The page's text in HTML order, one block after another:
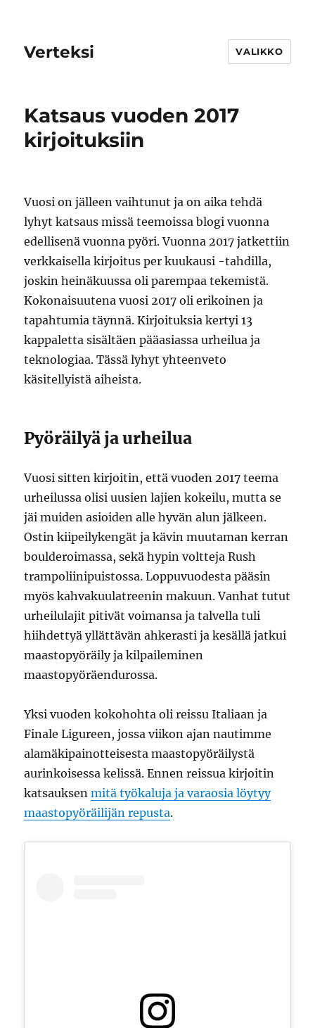
Verteksi VALIKKO
Katsaus vuoden 2017
kirjoituksiin
Vuosi on jälleen vaihtunut ja on aika tehdä
lyhyt katsaus missä teemoissa blogi vuonna
edellisenä vuonna pyöri. Vuonna 2017 jatkettiin
verkkaisella kirjoitus per kuukausi -tahdilla,
joskin heinäkuussa oli parempaa tekemistä.
Kokonaisuutena vuosi 2017 oli erikoinen ja
tapahtumia täynnä. Kirjoituksia kertyi 13
kappaletta sisältäen pääasiassa urheilua ja
teknologiaa. Tässä lyhyt yhteenveto
käsitellyistä aiheista.
Pyöräilyä ja urheilua
Vuosi sitten kirjoitin, että vuoden 2017 teema
urheilussa olisi uusien lajien kokeilu, mutta se
jäi muiden asioiden alle hyvän alun jälkeen.
Ostin kiipeilykengät ja kävin muutaman kerran
boulderoimassa, sekä hypin voltteja Rush
trampoliinipuistossa. Loppuvuodesta pääsin
myös kahvakuulatreenin makuun. Vanhat tutut
urheilulajit pitivät voimansa ja talvella tuli
hiihdettyä yllättävän ahkerasti ja kesällä jatkui
maastopyöräily ja kilpaileminen
maastopyöräendurossa.
Yksi vuoden kokohohta oli reissu Italiaan ja
Finale Ligureen, jossa viikon ajan nautimme
alamäkipainotteisesta maastopyöräilystä
aurinkoisessa kelissä. Ennen reissua kirjoitin
katsauksenmitä työkaluja ja varaosia löytyy
maastopyöräilijän repusta.